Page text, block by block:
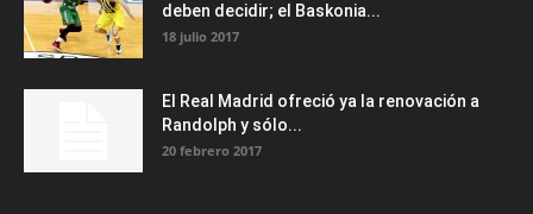
deben decidir; el Baskonia...
18 julio 2017
El Real Madrid ofreció ya la renovación a
Randolph y sólo...
20 febrero 2017